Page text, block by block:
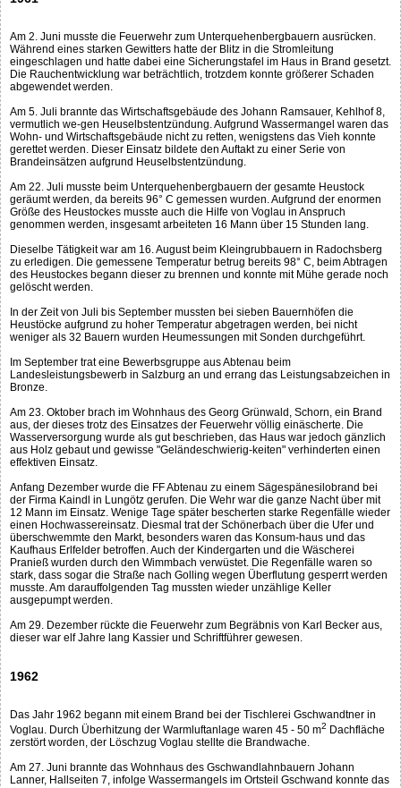
Am 2. Juni musste die Feuerwehr zum Unterquehenbergbauern ausrücken.
Während eines starken Gewitters hatte der Blitz in die Stromleitung
eingeschlagen und hatte dabei eine Sicherungstafel im Haus in Brand gesetzt.
Die Rauchentwicklung war beträchtlich, trotzdem konnte größerer Schaden
abgewendet werden.
Am 5. Juli brannte das Wirtschaftsgebäude des Johann Ramsauer, Kehlhof 8,
vermutlich we-gen Heuselbstentzündung. Aufgrund Wassermangel waren das
Wohn- und Wirtschaftsgebäude nicht zu retten, wenigstens das Vieh konnte
gerettet werden. Dieser Einsatz bildete den Auftakt zu einer Serie von
Brandeinsätzen aufgrund Heuselbstentzündung.
Am 22. Juli musste beim Unterquehenbergbauern der gesamte Heustock
geräumt werden, da bereits 96° C gemessen wurden. Aufgrund der enormen
Größe des Heustockes musste auch die Hilfe von Voglau in Anspruch
genommen werden, insgesamt arbeiteten 16 Mann über 15 Stunden lang.
Dieselbe Tätigkeit war am 16. August beim Kleingrubbauern in Radochsberg
zu erledigen. Die gemessene Temperatur betrug bereits 98° C, beim Abtragen
des Heustockes begann dieser zu brennen und konnte mit Mühe gerade noch
gelöscht werden.
In der Zeit von Juli bis September mussten bei sieben Bauernhöfen die
Heustöcke aufgrund zu hoher Temperatur abgetragen werden, bei nicht
weniger als 32 Bauern wurden Heumessungen mit Sonden durchgeführt.
Im September trat eine Bewerbsgruppe aus Abtenau beim
Landesleistungsbewerb in Salzburg an und errang das Leistungsabzeichen in
Bronze.
Am 23. Oktober brach im Wohnhaus des Georg Grünwald, Schorn, ein Brand
aus, der dieses trotz des Einsatzes der Feuerwehr völlig einäscherte. Die
Wasserversorgung wurde als gut beschrieben, das Haus war jedoch gänzlich
aus Holz gebaut und gewisse "Geländeschwierig-keiten" verhinderten einen
effektiven Einsatz.
Anfang Dezember wurde die FF Abtenau zu einem Sägespänesilobrand bei
der Firma Kaindl in Lungötz gerufen. Die Wehr war die ganze Nacht über mit
12 Mann im Einsatz. Wenige Tage später bescherten starke Regenfälle wieder
einen Hochwassereinsatz. Diesmal trat der Schönerbach über die Ufer und
überschwemmte den Markt, besonders waren das Konsum-haus und das
Kaufhaus Erlfelder betroffen. Auch der Kindergarten und die Wäscherei
Pranieß wurden durch den Wimmbach verwüstet. Die Regenfälle waren so
stark, dass sogar die Straße nach Golling wegen Überflutung gesperrt werden
musste. Am darauffolgenden Tag mussten wieder unzählige Keller
ausgepumpt werden.
Am 29. Dezember rückte die Feuerwehr zum Begräbnis von Karl Becker aus,
dieser war elf Jahre lang Kassier und Schriftführer gewesen.
1962
Das Jahr 1962 begann mit einem Brand bei der Tischlerei Gschwandtner in
Voglau. Durch Überhitzung der Warmluftanlage waren 45 - 50 m2 Dachfläche
zerstört worden, der Löschzug Voglau stellte die Brandwache.
Am 27. Juni brannte das Wohnhaus des Gschwandlahnbauern Johann
Lanner, Hallseiten 7, infolge Wassermangels im Ortsteil Gschwand konnte das